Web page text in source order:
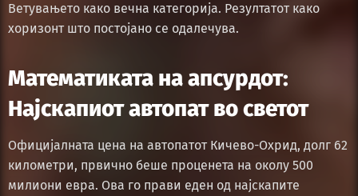
Ветувањето како вечна категорија. Резултатот како
хоризонт што постојано се одалечува.
Математиката на апсурдот:
Најскапиот автопат во светот
Официјалната цена на автопатот Кичево-Охрид, долг 62
километри, првично беше проценета на околу 500
милиони евра. Ова го прави еден од најскапите